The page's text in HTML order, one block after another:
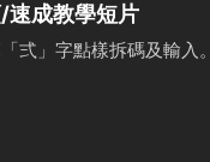
/速成教學短片
弍」字點樣拆碼及輸入。